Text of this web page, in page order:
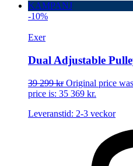
KAMPANJ
-10%
Exer
Dual Adjustable
39 299kr Original price
price is: 35 369 kr.
Leveranstid: 2-3 veckor